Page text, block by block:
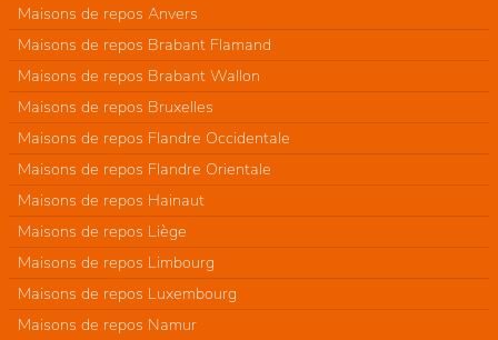
Maisons de repos Anvers
Maisons de repos Brabant Flamand
Maisons de repos Brabant Wallon
Maisons de repos Bruxelles
Maisons de repos Flandre Occidentale
Maisons de repos Flandre Orientale
Maisons de repos Hainaut
Maisons de repos Liège
Maisons de repos Limbourg
Maisons de repos Luxembourg
Maisons de repos Namur